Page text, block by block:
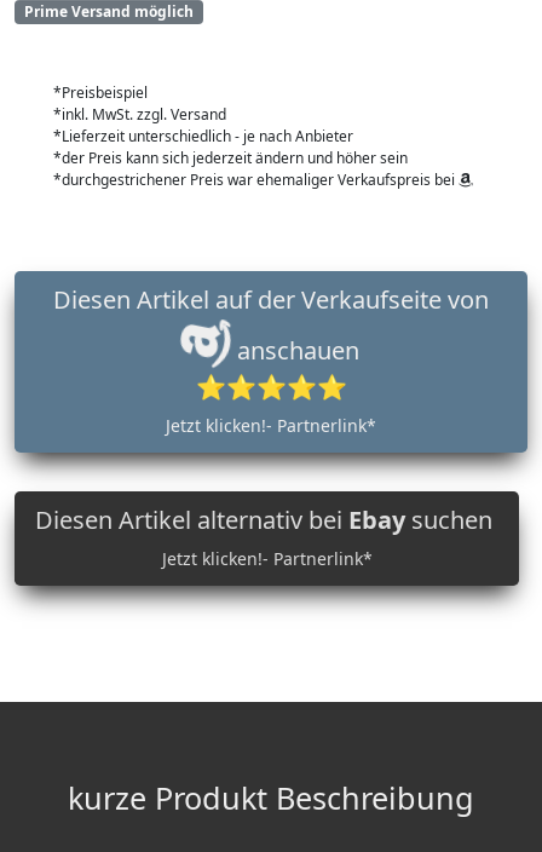
Prime Versand möglich
*Preisbeispiel
*inkl. MwSt. zzgl. Versand
*Lieferzeit unterschiedlich - je nach Anbieter
*der Preis kann sich jederzeit ändern und höher sein
*durchgestrichener Preis war ehemaliger Verkaufspreis bei
anschauen
⭐⭐⭐⭐⭐
Jetzt klicken!- Partnerlink*
Diesen Artikel alternativ bei Ebaysuchen
Jetzt klicken!- Partnerlink*
kurze Produkt Beschreibung